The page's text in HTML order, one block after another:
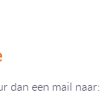
dan een mail naar: